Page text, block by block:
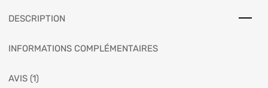
DESCRIPTION
INFORMATIONS COMPLÉMENTAIRES
AVIS (1)